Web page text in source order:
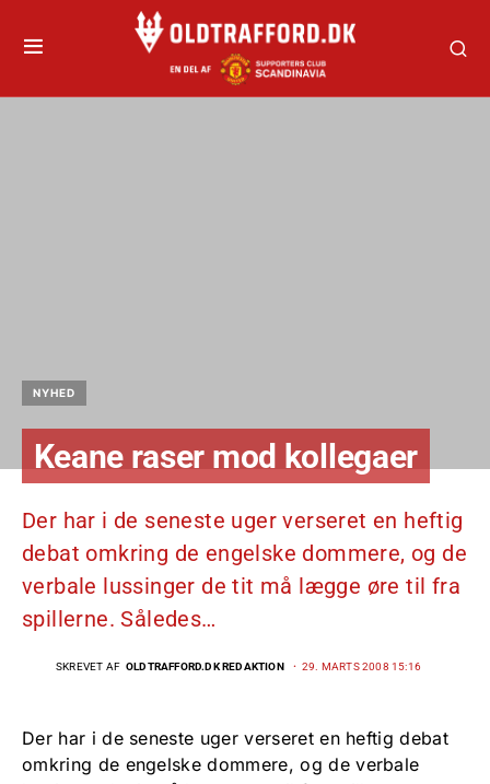
NYHED
Keane raser mod kollegaer
Der har i de seneste uger verseret en heftig
debat omkring de engelske dommere, og de
verbale lussinger de tit må lægge øre til fra
spillerne. Således…
SKREVET AF OLDTRAFFORD.DK REDAKTION 29. MARTS 2008 15:16
Der har i de seneste uger verseret en heftig debat
omkring de engelske dommere, og de verbale